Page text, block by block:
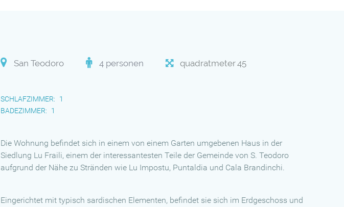
San Teodoro 4 personen quadratmeter45
SCHLAFZIMMER
1
BADEZIMMER
1
Die Wohnung befindet sich in einem von einem Garten umgebenen Haus in der
Siedlung Lu Fraili, einem der interessantesten Teile der Gemeinde von S. Teodoro
aufgrund der Nähe zu Stränden wie Lu Impostu, Puntaldia und Cala Brandinchi.
Eingerichtet mit typisch sardischen Elementen, befindet sie sich im Erdgeschoss und